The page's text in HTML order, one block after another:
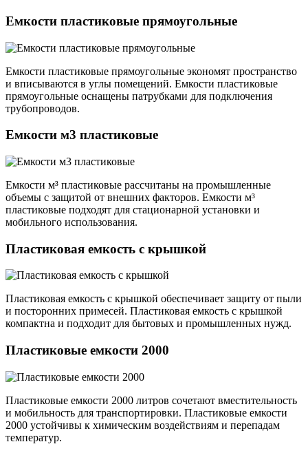
Емкости пластиковые прямоугольные
Емкости пластиковые прямоугольные экономят пространство
и вписываются в углы помещений. Емкости пластиковые
прямоугольные оснащены патрубками для подключения
трубопроводов.
Емкости м3 пластиковые
Емкости м³ пластиковые рассчитаны на промышленные
объемы с защитой от внешних факторов. Емкости м³
пластиковые подходят для стационарной установки и
мобильного использования.
Пластиковая емкость с крышкой
Пластиковая емкость с крышкой обеспечивает защиту от пыли
и посторонних примесей. Пластиковая емкость с крышкой
компактна и подходит для бытовых и промышленных нужд.
Пластиковые емкости 2000
Пластиковые емкости 2000 литров сочетают вместительность
и мобильность для транспортировки. Пластиковые емкости
2000 устойчивы к химическим воздействиям и перепадам
температур.